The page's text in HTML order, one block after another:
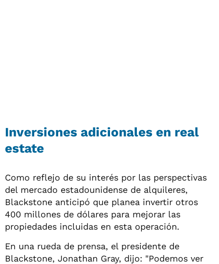
Inversiones adicionales en real
estate
Como reflejo de su interés por las perspectivas
del mercado estadounidense de alquileres,
Blackstone anticipó que planea invertir otros
400 millones de dólares para mejorar las
propiedades incluidas en esta operación.
En una rueda de prensa, el presidente de
Blackstone, Jonathan Gray, dijo: "Podemos ver